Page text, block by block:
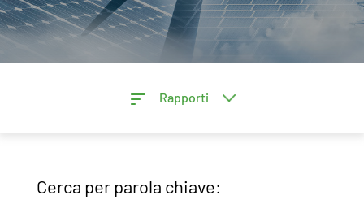
Rapporti
Cerca per parola chiave: